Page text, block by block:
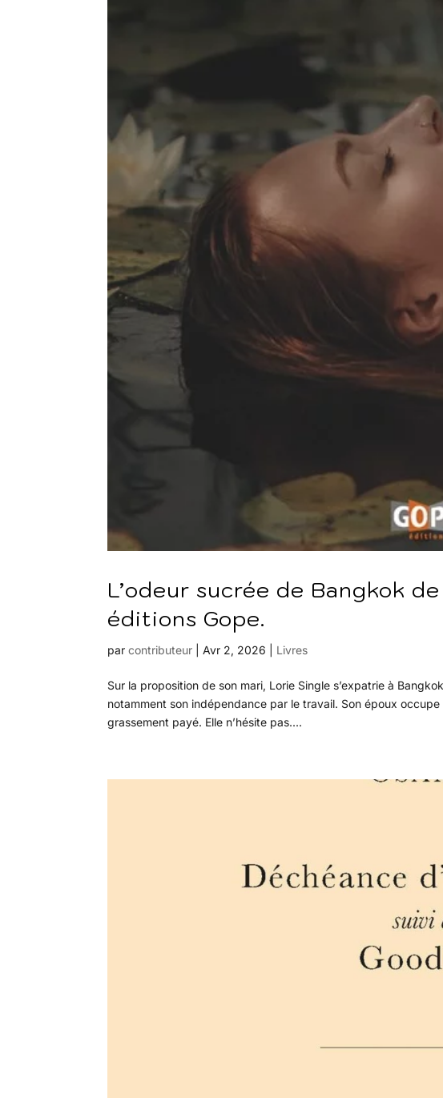
L’odeur sucrée de Bangkok
éditions Gope.
parcontributeur |Avr 2, 2026 Livres
Sur la proposition de son mari, Lorie Single s’expatrie à
notamment son indépendance par le travail. Son époux
grassement payé. Elle n’hésite pas....